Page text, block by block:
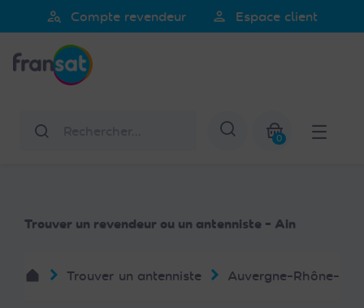
noter
Ce
comprend
person_search Compte revendeur person Espace client
Afficher la
0
Trouver un revendeur ou un antenniste - Ain
Trouver un antenniste Auvergne-Rhône-